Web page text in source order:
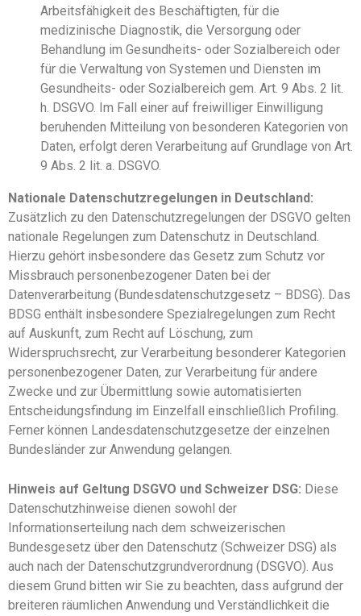
Arbeitsfähigkeit des Beschäftigten, für die
medizinische Diagnostik, die Versorgung oder
Behandlung im Gesundheits- oder Sozialbereich oder
für die Verwaltung von Systemen und Diensten im
Gesundheits- oder Sozialbereich gem. Art. 9 Abs. 2 lit.
h. DSGVO. Im Fall einer auf freiwilliger Einwilligung
beruhenden Mitteilung von besonderen Kategorien von
Daten, erfolgt deren Verarbeitung auf Grundlage von Art.
9 Abs. 2 lit. a. DSGVO.
Nationale Datenschutzregelungen in Deutschland:
Zusätzlich zu den Datenschutzregelungen der DSGVO gelten
nationale Regelungen zum Datenschutz in Deutschland.
Hierzu gehört insbesondere das Gesetz zum Schutz vor
Missbrauch personenbezogener Daten bei der
Datenverarbeitung (Bundesdatenschutzgesetz – BDSG). Das
BDSG enthält insbesondere Spezialregelungen zum Recht
auf Auskunft, zum Recht auf Löschung, zum
Widerspruchsrecht, zur Verarbeitung besonderer Kategorien
personenbezogener Daten, zur Verarbeitung für andere
Zwecke und zur Übermittlung sowie automatisierten
Entscheidungsfindung im Einzelfall einschließlich Profiling.
Ferner können Landesdatenschutzgesetze der einzelnen
Bundesländer zur Anwendung gelangen.
Hinweis auf Geltung DSGVO und Schweizer DSG: Diese
Datenschutzhinweise dienen sowohl der
Informationserteilung nach dem schweizerischen
Bundesgesetz über den Datenschutz (Schweizer DSG) als
auch nach der Datenschutzgrundverordnung (DSGVO). Aus
diesem Grund bitten wir Sie zu beachten, dass aufgrund der
breiteren räumlichen Anwendung und Verständlichkeit die